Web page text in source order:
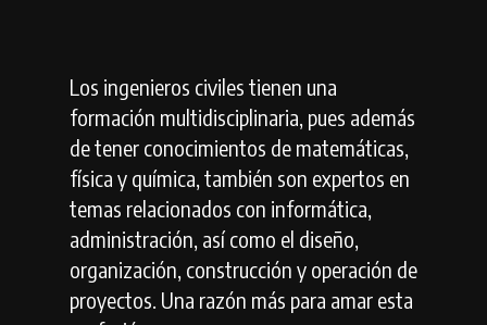
Los ingenieros civiles tienen una
formación multidisciplinaria, pues además
de tener conocimientos de matemáticas,
física y química, también son expertos en
temas relacionados con informática,
administración, así como el diseño,
organización, construcción y operación de
proyectos. Una razón más para amar esta